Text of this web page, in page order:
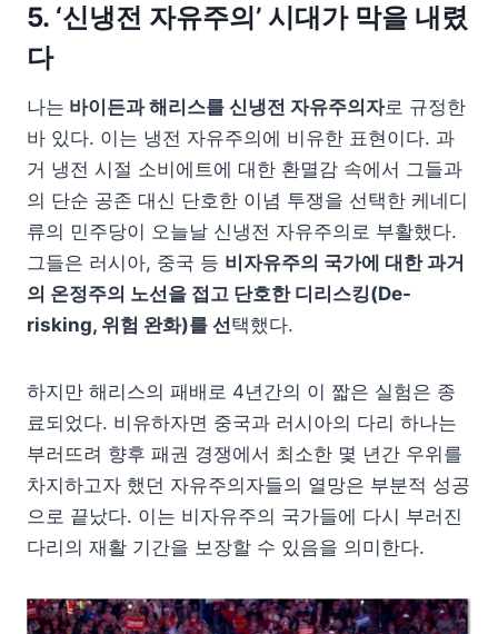
5. ‘신냉전 자유주의’ 시대가 막을 내렸
다
나는 바이든과 해리스를 신냉전 자유주의자로 규정한
바 있다. 이는 냉전 자유주의에 비유한 표현이다. 과
거 냉전 시절 소비에트에 대한 환멸감 속에서 그들과
의 단순 공존 대신 단호한 이념 투쟁을 선택한 케네디
류의 민주당이 오늘날 신냉전 자유주의로 부활했다.
그들은 러시아, 중국 등 비자유주의 국가에 대한 과거
의 온정주의 노선을 접고 단호한 디리스킹(De-
risking, 위험 완화)를 선택했다.
하지만 해리스의 패배로 4년간의 이 짧은 실험은 종
료되었다. 비유하자면 중국과 러시아의 다리 하나는
부러뜨려 향후 패권 경쟁에서 최소한 몇 년간 우위를
차지하고자 했던 자유주의자들의 열망은 부분적 성공
으로 끝났다. 이는 비자유주의 국가들에 다시 부러진
다리의 재활 기간을 보장할 수 있음을 의미한다.